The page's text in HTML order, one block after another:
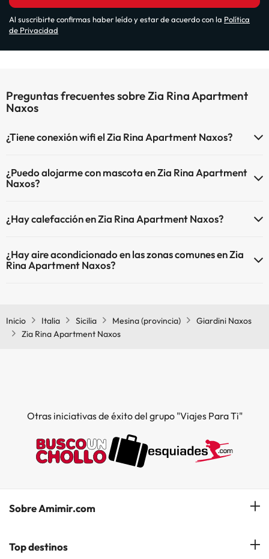
Al suscribirte confirmas haber leído y estar de acuerdo con la Política
de Privacidad
Preguntas frecuentes sobre Zia Rina Apartment
Naxos
¿Tiene conexión wifi el Zia Rina Apartment Naxos?
¿Puedo alojarme con mascota en Zia Rina Apartment
Naxos?
¿Hay calefacción en Zia Rina Apartment Naxos?
comunes.
¿Hay aire acondicionado en las zonas comunes en Zia
Rina Apartment Naxos?
Inicio
Italia Sicilia Mesina (provincia)
Giardini Naxos
Zia Rina Apartment Naxos
Otras iniciativas de éxito del grupo "Viajes Para Ti"
Sobre Amimir.com
¿Quiénes somos?
Top destinos